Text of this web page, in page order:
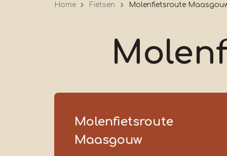
Home Fietsen Molenfietsroute
Molenfietsroute
Maasgouw